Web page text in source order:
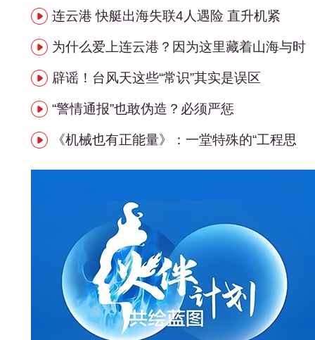
连云港 快艇出海失联4人遇险 直升机紧
为什么爱上连云港？因为这里藏着山海与时
辟谣！台风天这些“常识”其实是误区
“警情通报”也敢伪造？必须严惩
《机械也有正能量》：一堂特殊的“工程思